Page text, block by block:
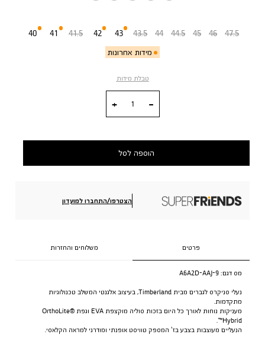
40
מידות אחרונות
41 41.5 42 43 43.5 44 44.5 45 46 47.5
טבלת מידות
הוספה לסל
הצטרפו/התחברו למועדון
פרטים משלוחים והחזרות
מס דגם: A6A2D-AAJ-9
נעלי סניקרס לגברים מבית Timberland, בעיצוב אלגנטי המשלב טכנולוגיות
מתקדמות.
מעניקות נוחות לאורך כל היום בזכות סוליה מוקצפת EVA וגפת OrthoLite®
Hybrid™.
הנעליים מעוצבות בצבע בז’ המספק טוויסט אופנתי ומודרני למראה הקלאסי.